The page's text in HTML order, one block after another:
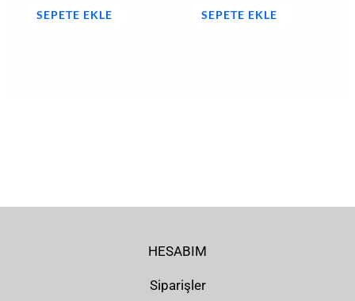
SEPETE EKLE SEPETE EKLE
HESABIM
Siparişler